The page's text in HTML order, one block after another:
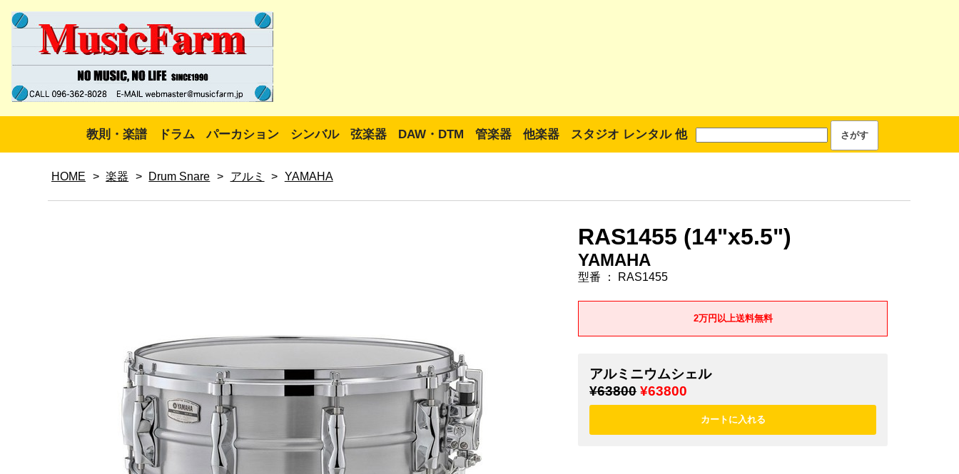
教則・楽譜 ドラム パーカション シンバル 弦楽器 DAW・DTM 管楽器 他楽器 スタジオ レンタル 他
HOME > 楽器 > Drum Snare > アルミ > YAMAHA
RAS1455 (14"x5.5")
YAMAHA
型番 ： RAS1455
2万円以上送料無料
アルミニウムシェル
¥63800 ¥63800